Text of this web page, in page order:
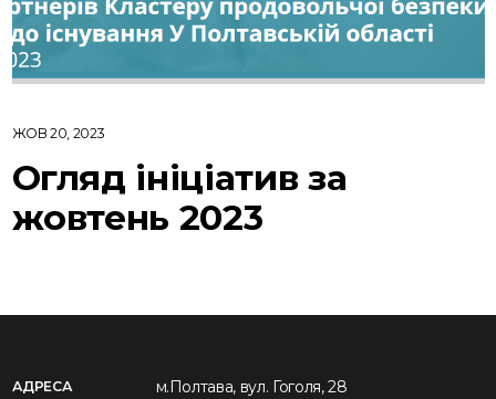
ЖОВ 20, 2023
Огляд ініціатив за
жовтень 2023
АДРЕСА м.Полтава, вул. Гоголя, 28